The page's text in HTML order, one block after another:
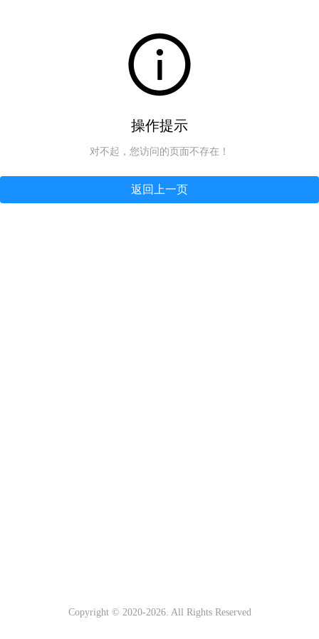
操作提示
对不起，您访问的页面不存在！
返回上一页
Copyright © 2020-2026. All Rights Reserved